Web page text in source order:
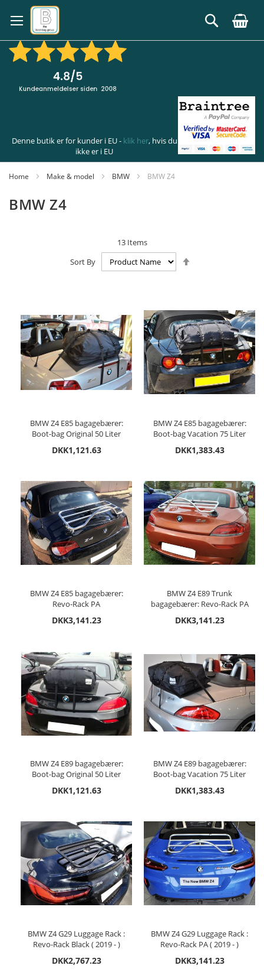
to
Content
Search
Denne butik er for kunder i EU - klik her, hvis du
ikke er i EU
Home Make & model BMW BMW Z4
BMW Z4
13Items
Sort By
BMW Z4 E85 bagagebærer:
Boot-bag Original 50 Liter
DKK1,121.63
BMW Z4 E85 bagagebærer:
Boot-bag Vacation 75 Liter
DKK1,383.43
BMW Z4 E85 bagagebærer:
Revo-Rack PA
DKK3,141.23
BMW Z4 E89 Trunk
bagagebærer: Revo-Rack PA
DKK3,141.23
BMW Z4 E89 bagagebærer:
Boot-bag Original 50 Liter
DKK1,121.63
BMW Z4 E89 bagagebærer:
Boot-bag Vacation 75 Liter
DKK1,383.43
BMW Z4 G29 Luggage Rack :
Revo-Rack Black ( 2019 - )
DKK2,767.23
BMW Z4 G29 Luggage Rack :
Revo-Rack PA ( 2019 - )
DKK3,141.23